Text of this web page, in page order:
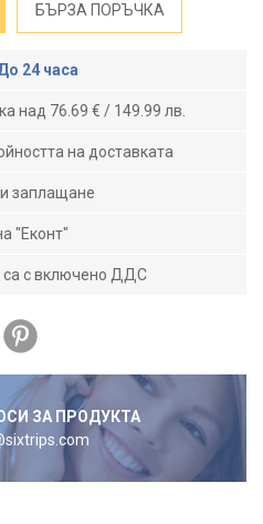
БЪРЗА ПОРЪЧКА
24 часа
над 76.69 € / 149.99 лв.
на доставката
заплащане
"Еконт"
са с включено ДДС
ЗА ПРОДУКТА